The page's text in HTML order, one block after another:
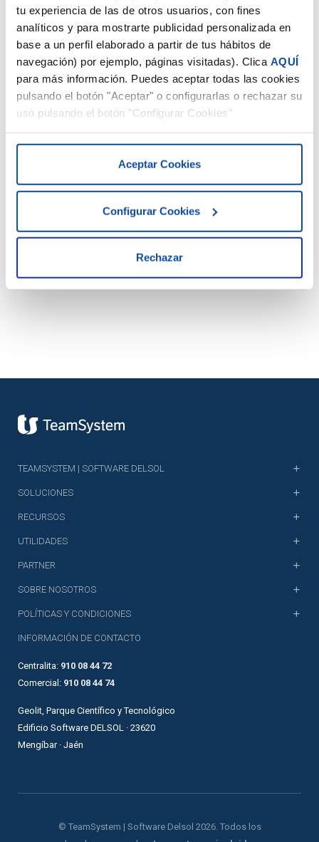
tu experiencia de las de otros usuarios, con fines
analíticos y para mostrarte publicidad personalizada en
base a un perfil elaborado a partir de tus hábitos de
navegación) por ejemplo, páginas visitadas). Clica AQUÍ
para más información. Puedes aceptar todas las cookies
pulsando el botón "Aceptar" o configurarlas o rechazar su
uso pulsando el botón "Configurar Cookies"
Aceptar Cookies
Configurar Cookies
Rechazar
DESCARGAR DOCUMENTO
TEAMSYSTEM | SOFTWARE DELSOL
SOLUCIONES
RECURSOS
UTILIDADES
PARTNER
SOBRE NOSOTROS
INFORMACIÓN DE CONTACTO
Centralita: 910 08 44 72
Comercial: 910 08 44 74
Geolit, Parque Científico y Tecnológico
Edificio Software DELSOL · 23620
Mengíbar · Jaén
POLÍTICAS Y CONDICIONES
© TeamSystem | Software Delsol 2026. Todos los